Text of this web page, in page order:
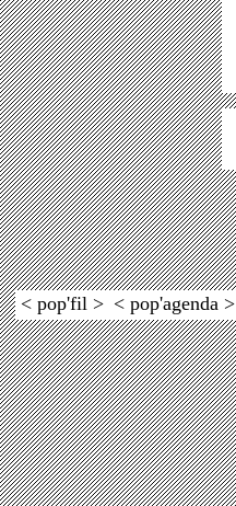
< pop'fil > < pop'agenda >